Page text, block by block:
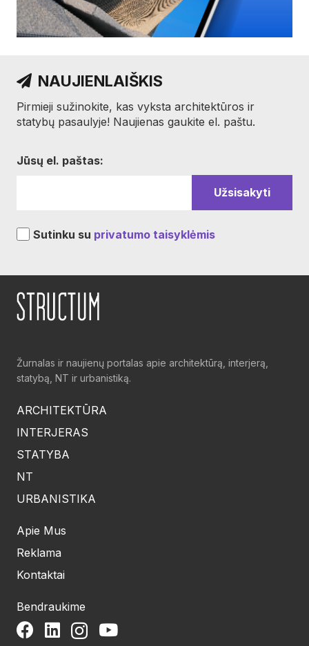
NAUJIENLAIŠKIS
Pirmieji sužinokite, kas vyksta architektūros ir
statybų pasaulyje! Naujienas gaukite el. paštu.
Jūsų el. paštas:
Sutinku su privatumo taisyklėmis
Žurnalas ir naujienų portalas apie architektūrą, interjerą,
statybą, NT ir urbanistiką.
ARCHITEKTŪRA
INTERJERAS
STATYBA
NT
URBANISTIKA
Apie Mus
Reklama
Kontaktai
Bendraukime